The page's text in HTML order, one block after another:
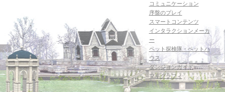
コミュニケーション
序盤のプレイ
スマートコンテンツ
インタラクションメーカ
ー
ペット探検隊・ペットハ
ウス
ダンジョンガイド
マギグラフィ